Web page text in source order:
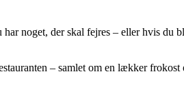
noget, der skal fejres – eller hvis du
– samlet om en lækker frokost